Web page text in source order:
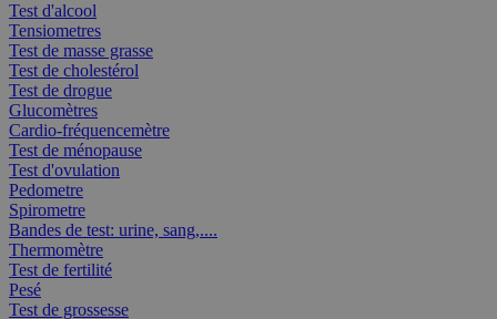
Test d'alcool
Tensiometres
Test de masse grasse
Test de cholestérol
Test de drogue
Glucomètres
Cardio-fréquencemètre
Test de ménopause
Test d'ovulation
Pedometre
Spirometre
Bandes de test: urine, sang,....
Thermomètre
Test de fertilité
Pesé
Test de grossesse